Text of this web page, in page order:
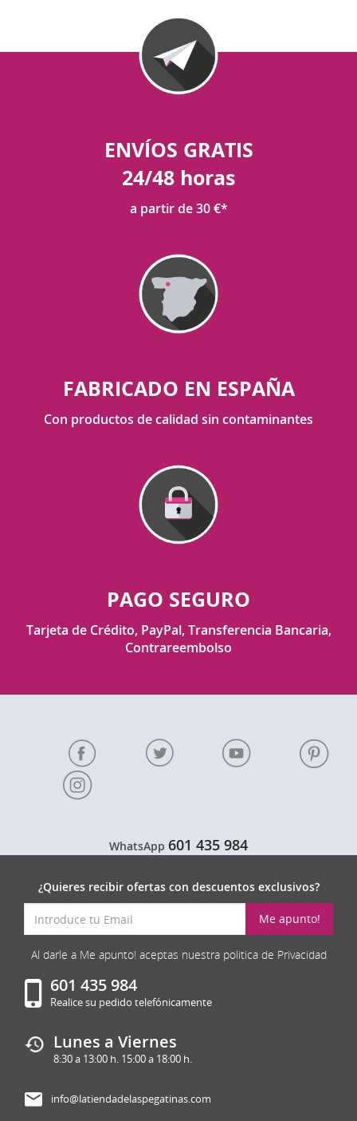
ENVÍOS GRATIS
24/48 horas
a partir de 30 €*
FABRICADO EN ESPAÑA
Con productos de calidad sin contaminantes
PAGO SEGURO
Tarjeta de Crédito, PayPal, Transferencia Bancaria,
Contrareembolso
WhatsApp 601 435 984
¿Quieres recibir ofertas con descuentos exclusivos?
Me apunto!
Al darle a Me apunto! aceptas nuestra politica de Privacidad
601 435 984
Realice su pedido telefónicamente
Lunes a Viernes
8:30 a 13:00 h. 15:00 a 18:00 h.
info@latiendadelaspegatinas.com